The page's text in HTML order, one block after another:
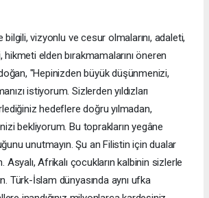
vizyonlu ve cesur olmalarını, adaleti,
elden bırakmamalarını öneren
"Hepinizden büyük düşünmenizi,
istiyorum. Sizlerden yıldızları
hedeflere doğru yılmadan,
bekliyorum. Bu toprakların yegâne
unutmayın. Şu an Filistin için dualar
Asyalı, Afrikalı çocukların kalbinin sizlerle
Türk-İslam dünyasında aynı ufka